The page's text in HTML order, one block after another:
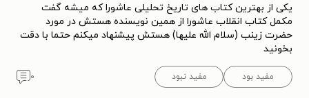
یکی از بهترین کتاب های تاریخ تحلیلی عاشورا که میشه گفت
مکمل کتاب انقلاب عاشورا از همین نویسنده هستش در مورد
حضرت زینب (سلام الله علیها) هستش پیشنهاد میکنم حتما با دقت
بخونید
مفید بود مفید نبود ۰